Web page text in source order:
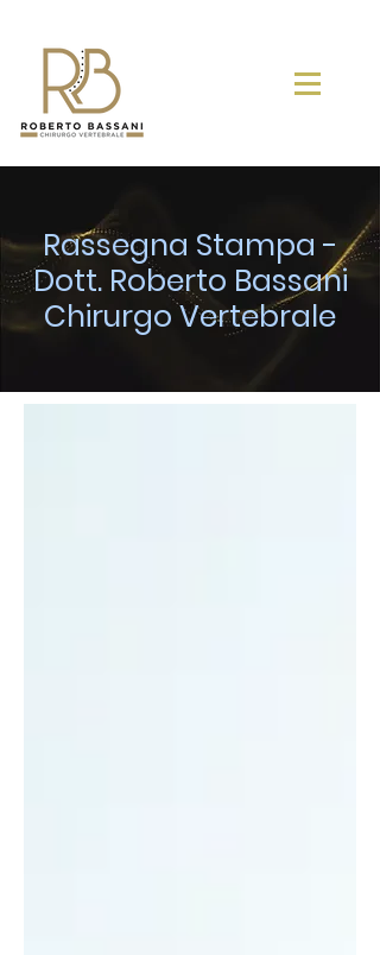
Rassegna Stampa -
Dott. Roberto Bassani
Chirurgo Vertebrale